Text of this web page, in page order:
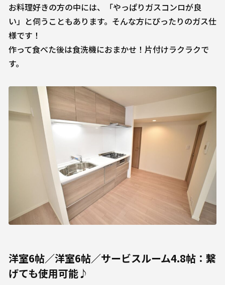
お料理好きの方の中には、「やっぱりガスコンロが良
い」と伺うこともあります。そんな方にぴったりのガス仕
様です！
作って食べた後は食洗機におまかせ！片付けラクラクで
す。
洋室6帖／洋室6帖／サービスルーム4.8帖：繋
げても使用可能♪